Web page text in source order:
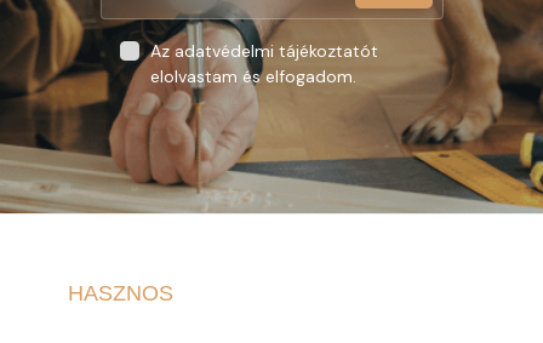
Az adatvédelmi tájékoztatót
elolvastam és elfogadom.
HASZNOS